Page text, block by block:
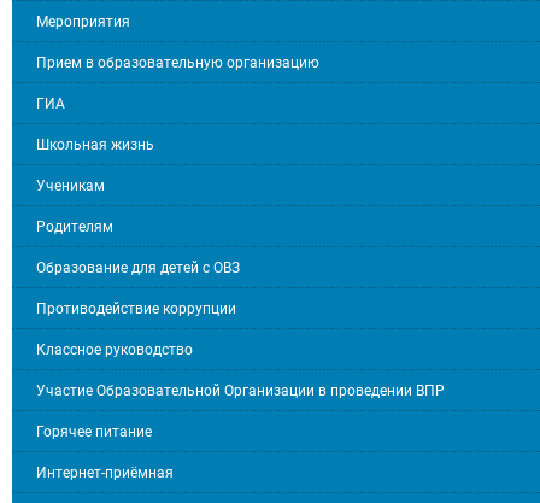
Мероприятия
Прием в образовательную организацию
ГИА
Школьная жизнь
Ученикам
Родителям
Образование для детей с ОВЗ
Противодействие коррупции
Классное руководство
Участие Образовательной Организации в проведении ВПР
Горячее питание
Интернет-приёмная